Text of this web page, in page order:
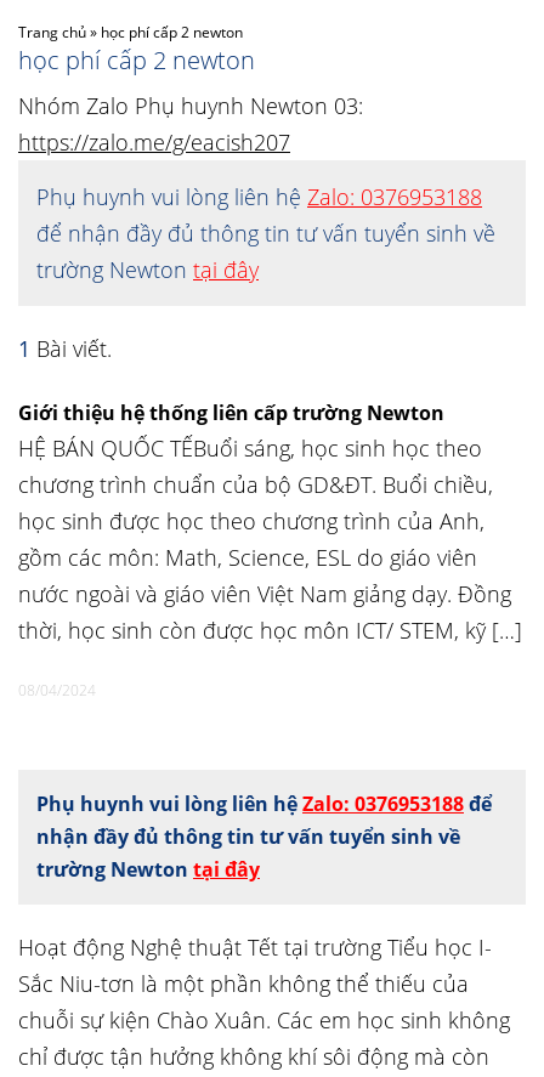
Trang chủ» học phí cấp 2 newton
học phí cấp 2 newton
Nhóm Zalo Phụ huynh Newton 03:
https://zalo.me/g/eacish207
Phụ huynh vui lòng liên hệ Zalo: 0376953188
để nhận đầy đủ thông tin tư vấn tuyển sinh về
trường Newton tại đây
1 Bài viết.
Giới thiệu hệ thống liên cấp trường Newton
HỆ BÁN QUỐC TẾBuổi sáng, học sinh học theo
chương trình chuẩn của bộ GD&ĐT. Buổi chiều,
học sinh được học theo chương trình của Anh,
gồm các môn: Math, Science, ESL do giáo viên
nước ngoài và giáo viên Việt Nam giảng dạy. Đồng
thời, học sinh còn được học môn ICT/ STEM, kỹ […]
08/04/2024
Phụ huynh vui lòng liên hệZalo: 0376953188để
nhận đầy đủ thông tin tư vấn tuyển sinh về
trường Newton tại đây
Hoạt động Nghệ thuật Tết tại trường Tiểu học I-
Sắc Niu-tơn là một phần không thể thiếu của
chuỗi sự kiện Chào Xuân. Các em học sinh không
chỉ được tận hưởng không khí sôi động mà còn